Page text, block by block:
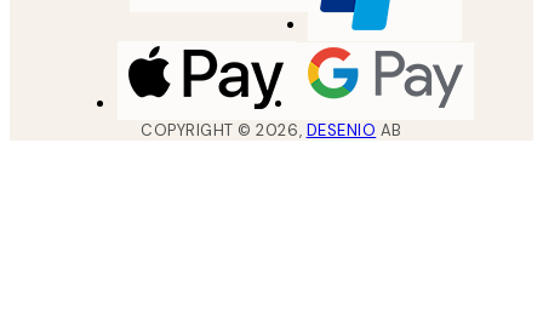
COPYRIGHT ©2026, DESENIO AB